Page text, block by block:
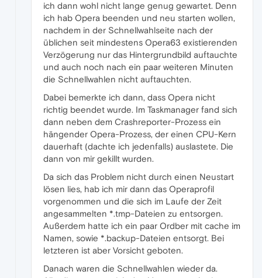
ich dann wohl nicht lange genug gewartet. Denn
ich hab Opera beenden und neu starten wollen,
nachdem in der Schnellwahlseite nach der
üblichen seit mindestens Opera63 existierenden
Verzögerung nur das Hintergrundbild auftauchte
und auch noch nach ein paar weiteren Minuten
die Schnellwahlen nicht auftauchten.
Dabei bemerkte ich dann, dass Opera nicht
richtig beendet wurde. Im Taskmanager fand sich
dann neben dem Crashreporter-Prozess ein
hängender Opera-Prozess, der einen CPU-Kern
dauerhaft (dachte ich jedenfalls) auslastete. Die
dann von mir gekillt wurden.
Da sich das Problem nicht durch einen Neustart
lösen lies, hab ich mir dann das Operaprofil
vorgenommen und die sich im Laufe der Zeit
angesammelten *.tmp-Dateien zu entsorgen.
Außerdem hatte ich ein paar Ordber mit cache im
Namen, sowie *.backup-Dateien entsorgt. Bei
letzteren ist aber Vorsicht geboten.
Danach waren die Schnellwahlen wieder da.